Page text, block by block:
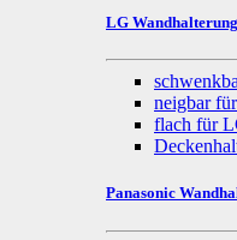
LG Wandhalterung
neigbar
flach für
Panasonic